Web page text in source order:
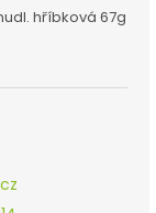
hříbková 67g